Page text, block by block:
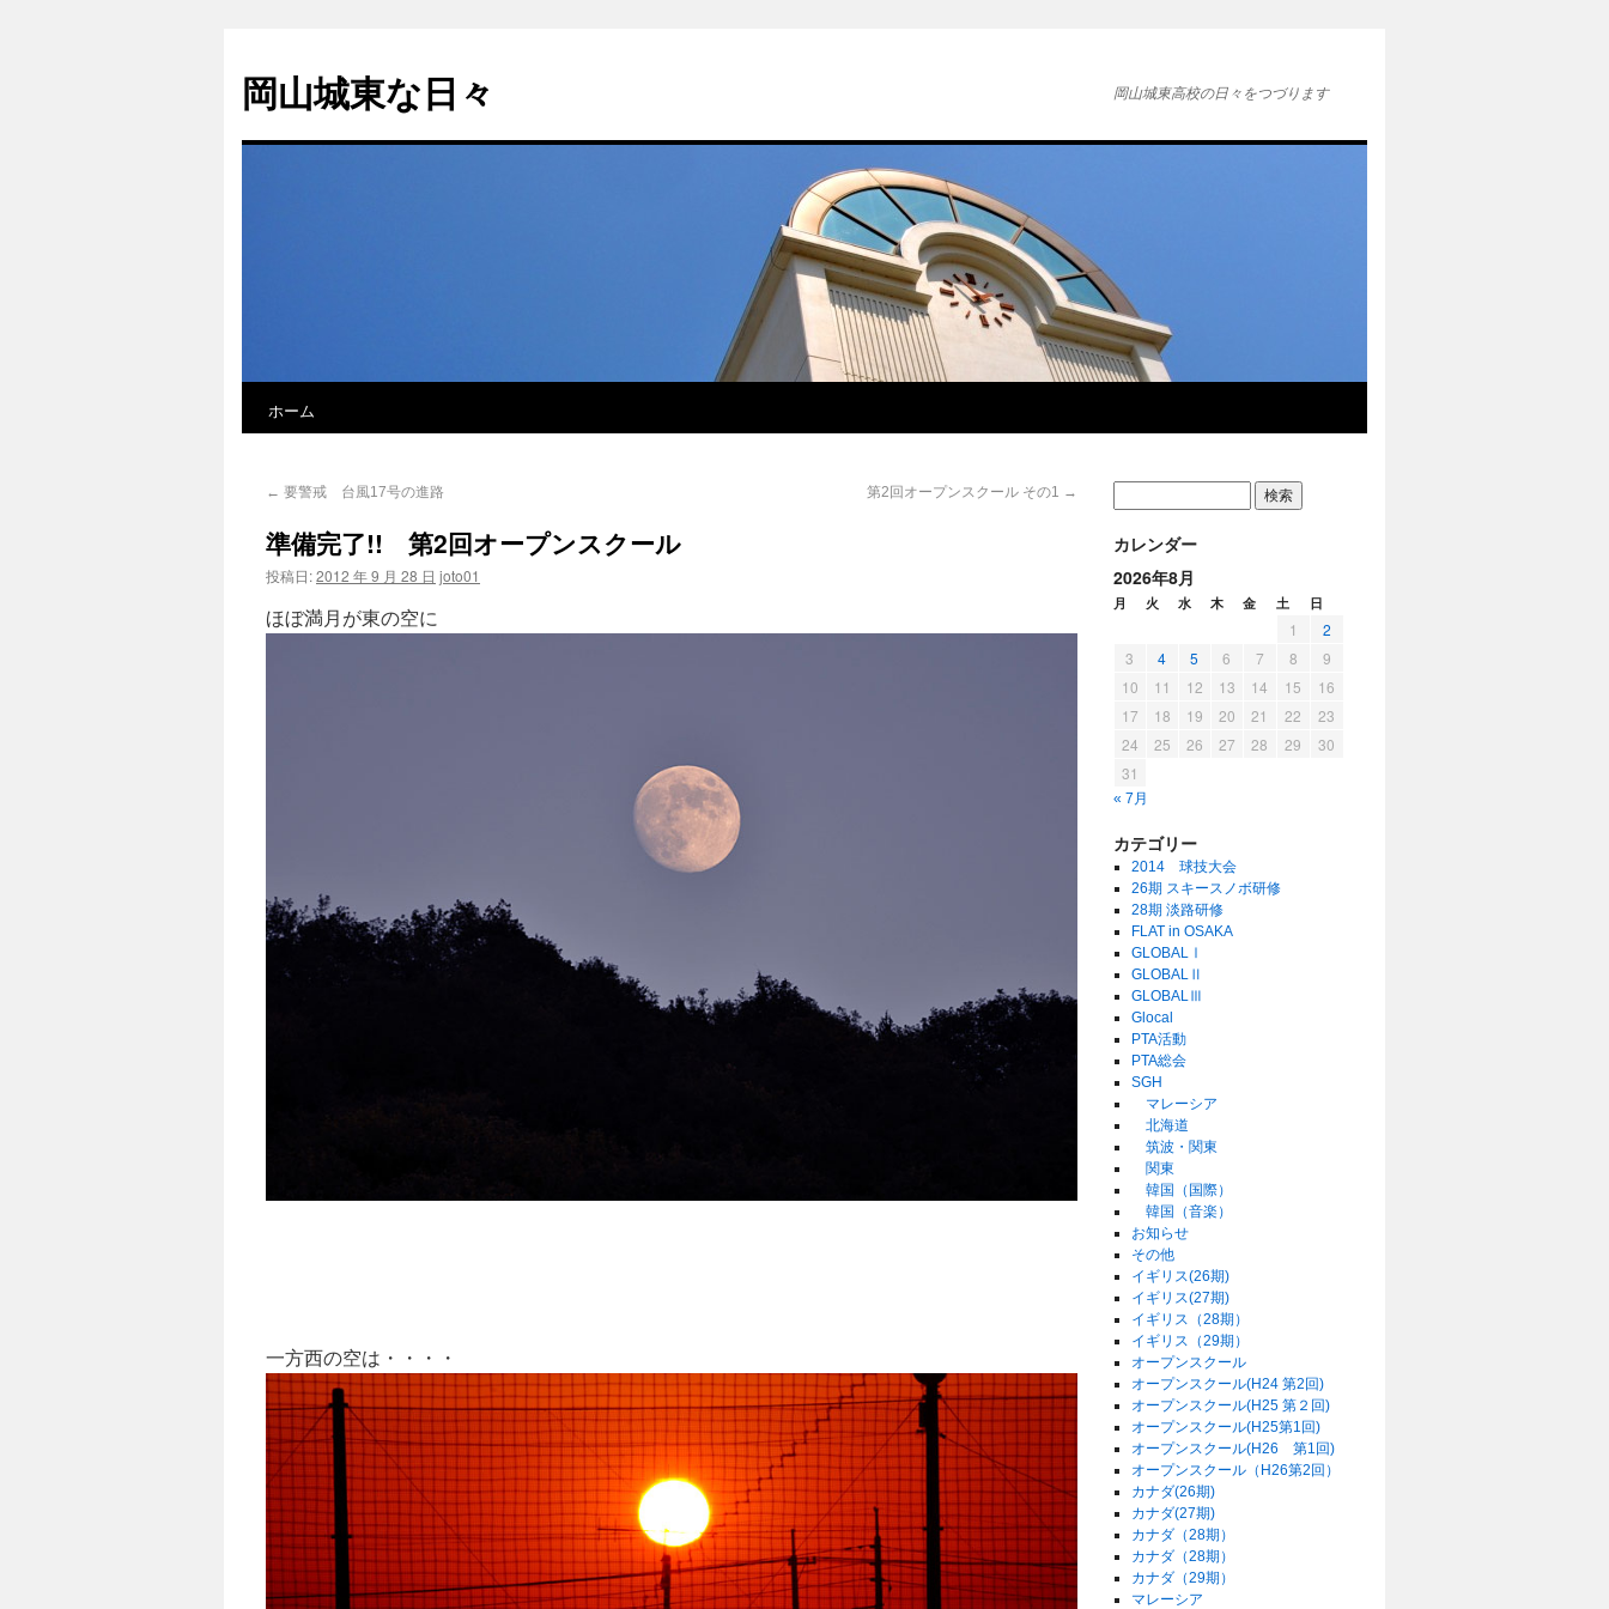
岡山城東な日々 岡山城東高校の日々をつづります
ホーム
← 要警戒 台風17号の進路 第2回オープンスクール その1 →
準備完了!! 第2回オープンスクール
投稿日:2012 年 9 月 28 日 joto01
ほぼ満月が東の空に
一方西の空は・・・・
カレンダー
2026年8月
月 火 水 木 金 土 日
1
2
3
4 5 6 7 8
9
10
11 12 13 14 15
16
17
18 19 20 21 22
23
24
25 26 27 28 29
30
31
« 7月
カテゴリー
2014 球技大会
26期 スキースノボ研修
28期 淡路研修
FLAT in OSAKA
GLOBALⅠ
GLOBALⅡ
GLOBALⅢ
Glocal
PTA活動
PTA総会
SGH
マレーシア
北海道
筑波・関東
関東
韓国（国際）
韓国（音楽）
お知らせ
その他
イギリス(26期)
イギリス(27期)
イギリス（28期）
イギリス（29期）
オープンスクール
オープンスクール(H24 第2回)
オープンスクール(H25 第２回)
オープンスクール(H25第1回)
オープンスクール(H26 第1回)
オープンスクール（H26第2回）
カナダ(26期)
カナダ(27期)
カナダ（28期）
カナダ（28期）
カナダ（29期）
マレーシア